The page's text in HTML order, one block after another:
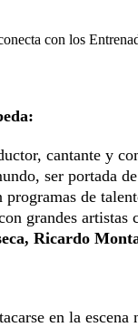
con los
cantante y
ser portada
programas de
grandes artistas
Ricardo
en la